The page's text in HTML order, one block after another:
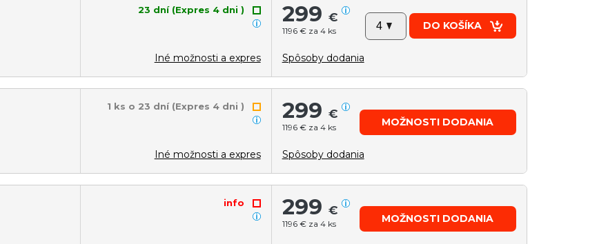
23 dní (Expres 4 dni )
Iné možnosti a expres
299 €
1196 € za 4 ks DO KOŠÍKA
Spôsoby dodania
1 ks o 23 dní (Expres 4 dni )
Iné možnosti a expres
299 €
1196 € za 4 ks MOŽNOSTI DODANIA
Spôsoby dodania
info 299 €
1196 € za 4 ks MOŽNOSTI DODANIA